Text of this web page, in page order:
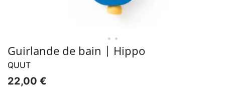
• •
Guirlande de bain | Hippo
QUUT
22,00 €